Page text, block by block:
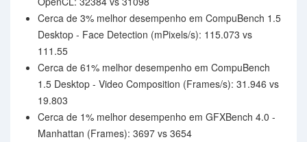
Cerca de 3% melhor desempenho em CompuBench 1.5
Desktop - Face Detection (mPixels/s): 115.073 vs
111.55
Cerca de 61% melhor desempenho em CompuBench
1.5 Desktop - Video Composition (Frames/s): 31.946 vs
19.803
Cerca de 1% melhor desempenho em GFXBench 4.0 -
Manhattan (Frames): 3697 vs 3654